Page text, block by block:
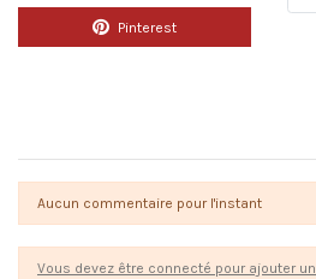
Pinterest
Aucun commentaire pour l'instant
Vous devez être connecté pour ajouter